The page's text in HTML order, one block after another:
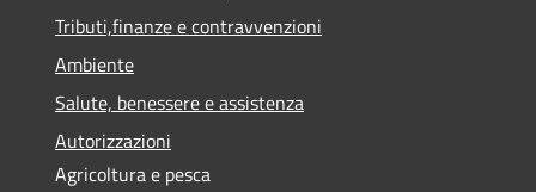
Tributi,finanze e contravvenzioni
Ambiente
Salute, benessere e assistenza
Autorizzazioni
Agricoltura e pesca